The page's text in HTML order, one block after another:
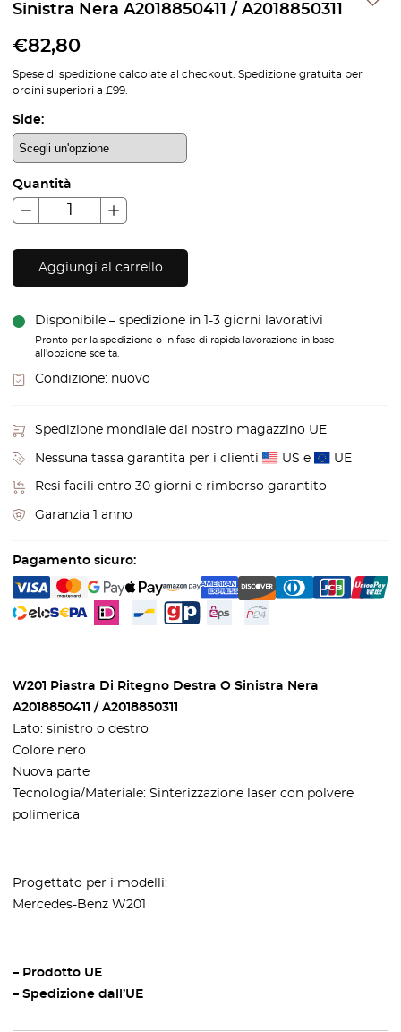
Sinistra Nera A2018850411 / A2018850311
€82,80
Spese di spedizione calcolate al checkout. Spedizione gratuita per
ordini superiori a £99.
Side:
Quantità
Aggiungi al carrello
Disponibile – spedizione in 1-3 giorni lavorativi
Pronto per la spedizione o in fase di rapida lavorazione in base
all'opzione scelta.
Condizione: nuovo
Spedizione mondiale dal nostro magazzino UE
Nessuna tassa garantita per i clienti US e UE
Resi facili entro 30 giorni e rimborso garantito
Garanzia 1 anno
Pagamento sicuro:
W201 Piastra Di Ritegno Destra O Sinistra Nera
A2018850411 / A2018850311
Lato: sinistro o destro
Colore nero
Nuova parte
Tecnologia/Materiale: Sinterizzazione laser con polvere
polimerica
Progettato per i modelli:
Mercedes-Benz W201
– Prodotto UE
– Spedizione dall’UE